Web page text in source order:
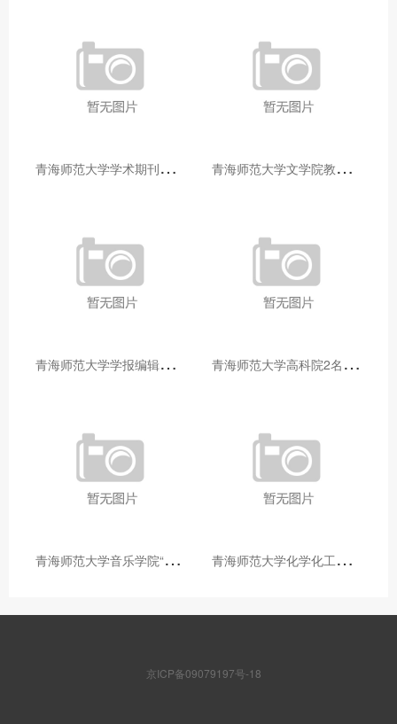
青
海师范大学学术期刊两个专栏入选2025年青海省期刊重点专栏 青
海师范大学文学院教师赴山东省相关高校和学术机构交流学习
青
海师范大学学报编辑部赴大通县城关镇上毛佰胜村开展帮扶慰问活动 青
海师范大学高科院2名专家当选中国科学院院士
青
海师范大学音乐学院“青舞华章”本科舞蹈专业中期汇报圆满落幕 青
海师范大学化学化工学院开展铸牢中华民族共同体意识大讲堂活动
京ICP备09079197号-18